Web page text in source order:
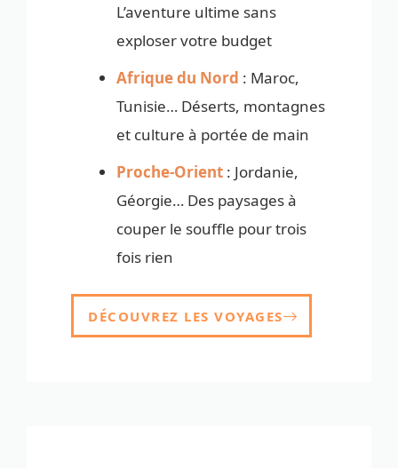
L’aventure ultime sans
exploser votre budget
Afrique du Nord : Maroc,
Tunisie… Déserts, montagnes
et culture à portée de main
Proche-Orient : Jordanie,
Géorgie… Des paysages à
couper le souffle pour trois
fois rien
DÉCOUVREZ LES VOYAGES